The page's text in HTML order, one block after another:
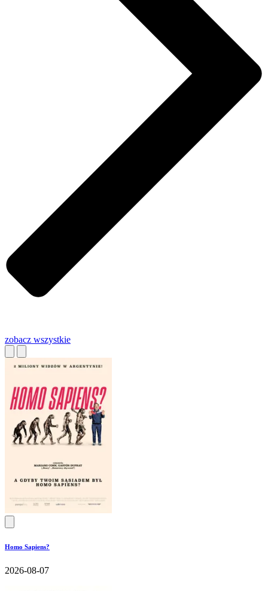
zobacz wszystkie
Homo Sapiens?
2026-08-07